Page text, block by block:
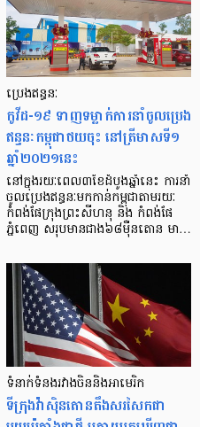
ប្រេងឥន្ធនៈ
កូវីដ-១៩ ទាញទម្លាក់ការនាំចូលប្រេង
ឥន្ធនៈកម្ពុជាថយចុះ នៅត្រីមាសទី១
ឆ្នាំ២០២១នេះ
នៅក្នុងរយៈពេល៣ខែដំបូងឆ្នាំនេះ ការនាំ
ចូលប្រេងឥន្ធនៈមកកាន់កម្ពុជាតាមរយៈ
កំពង់ផែក្រុងព្រះសីហនុ និង កំពង់ផែ
ភ្នំពេញ សរុបមានជាង៦៨ម៉ឺនតោន មា…
ទំនាក់ទំនងរវាងចិននិងអាមេរិក
ទីក្រុងវ៉ាស៊ិនតោនតឹងសរសៃកជា